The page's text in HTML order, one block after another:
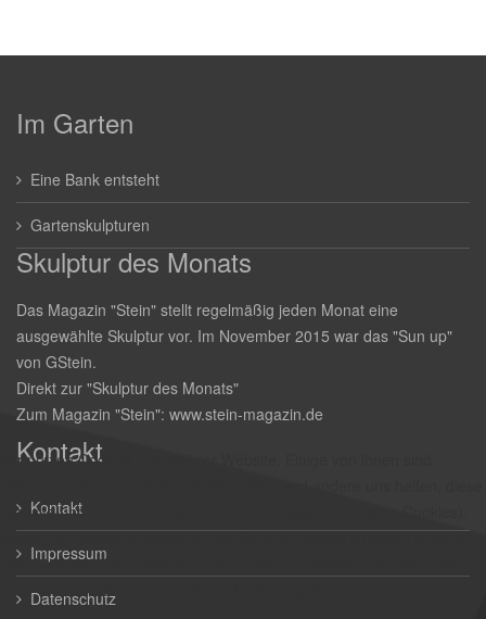
Im Garten
Eine Bank entsteht
Gartenskulpturen
Skulptur des Monats
Das Magazin "Stein" stellt regelmäßig jeden Monat eine
ausgewählte Skulptur vor. Im November 2015 war das "Sun up"
von GStein.
Direkt zur "Skulptur des Monats"
Zum Magazin "Stein": www.stein-magazin.de
Kontakt
Kontakt
Impressum
Datenschutz
Wir nutzen Cookies auf unserer Website. Einige von ihnen sind
Website und die Nutzererfahrung zu verbessern (Tracking Cookies).
Sie können selbst entscheiden, ob Sie die Cookies zulassen möchten.
Bitte beachten Sie, dass bei einer Ablehnung womöglich nicht mehr
alle Funktionalitäten der Seite zur Verfügung stehen.